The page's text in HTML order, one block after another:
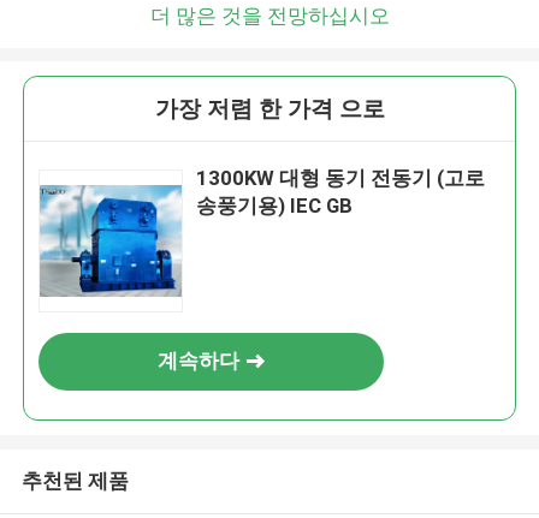
더 많은 것을 전망하십시오
가장 저렴 한 가격 으로
1300KW 대형 동기 전동기 (고로
송풍기용) IEC GB
계속하다
추천된 제품